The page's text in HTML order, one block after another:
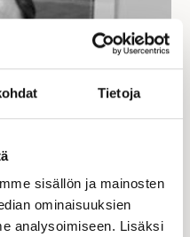
Tietoja
sisällön ja mainosten
ominaisuuksien
analysoimiseen. Lisäksi